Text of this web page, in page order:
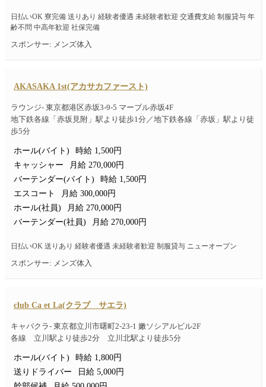
日払いOK 寮完備 送りあり 経験者優遇 未経験者歓迎 交通費支給 制服貸与 年
齢不問 中高年歓迎 社保完備
スポンサー: メンズ体入
AKASAKA 1st(アカサカファースト)
ラウンジ- 東京都港区赤坂3-9-5 マーブル赤坂4F
地下鉄各線「赤坂見附」駅より徒歩1分／地下鉄各線「赤坂」駅より徒
歩5分
ホール(バイト)
時給 1,500円
キャッシャー
月給 270,000円
バーテンダー(バイト)
時給 1,500円
エスコート
月給 300,000円
ホール(社員)
月給 270,000円
バーテンダー(社員)
月給 270,000円
日払いOK 送りあり 経験者優遇 未経験者歓迎 制服貸与 ニューオープン
スポンサー: メンズ体入
club Ca et La(クラブ サエラ)
キャバクラ- 東京都立川市曙町2-23-1 嫩ソシアルビル2F
各線 立川駅より徒歩2分 立川北駅より徒歩5分
ホール(バイト)
時給 1,800円
送りドライバー
日給 5,000円